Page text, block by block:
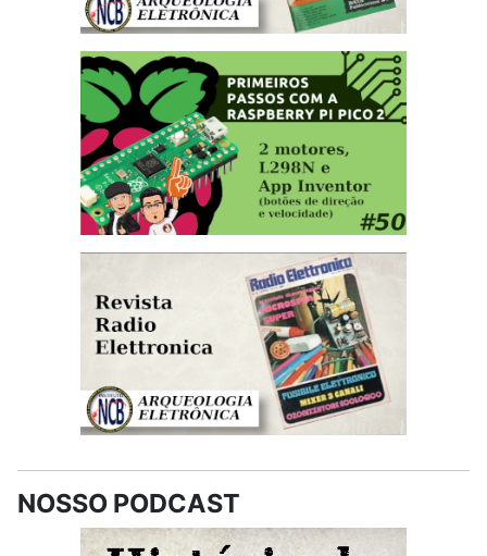
NOSSO PODCAST